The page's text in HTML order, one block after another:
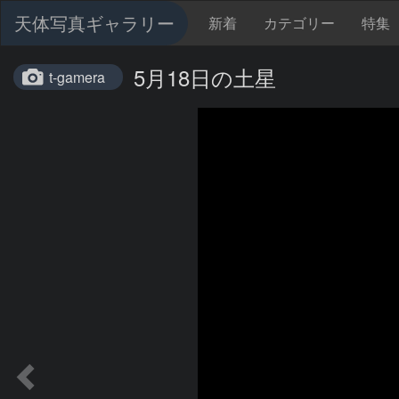
天体写真ギャラリー 新着 カテゴリー 特集
t-gamera 5月18日の土星